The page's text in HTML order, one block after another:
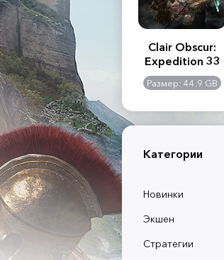
2:
-
GB
Assassin's Creed
Shadows
Размер: 117 GB
Clair Obscur:
Expedition 33
Размер: 44.9 GB
Категории
Новинки
Экшен
Стратегии